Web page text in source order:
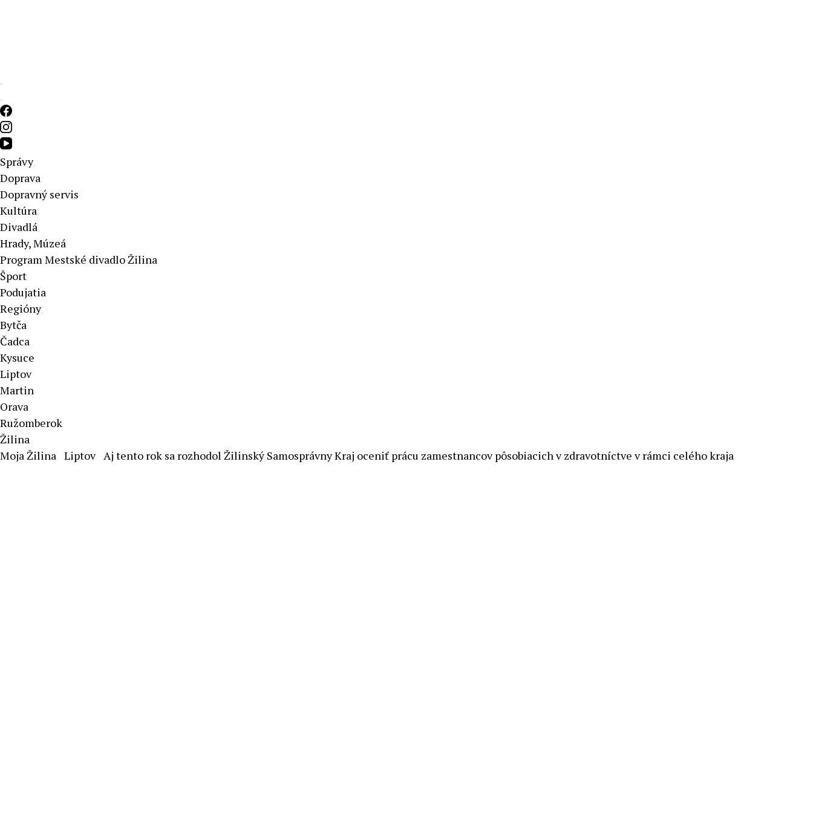
Správy
Doprava
Dopravný servis
Kultúra
Divadlá
Hrady, Múzeá
Program Mestské divadlo Žilina
Šport
Podujatia
Regióny
Bytča
Čadca
Kysuce
Liptov
Martin
Orava
Ružomberok
Žilina
Moja Žilina Liptov Aj tento rok sa rozhodol Žilinský Samosprávny Kraj oceniť prácu zamestnancov pôsobiacich v zdravotníctve v rámci celého kraja